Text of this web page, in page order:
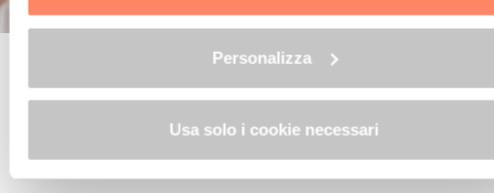
Personalizza
Usa solo i cookie necessari
Slow Food, der ganzheitliche Ansatz von
<span style="font-weight: 400;">Hildegard von Bingen, das
die drei Eckpfeiler, auf denen die kulinarische Arbeit des
Hotels Zum Hirschenbasiert.